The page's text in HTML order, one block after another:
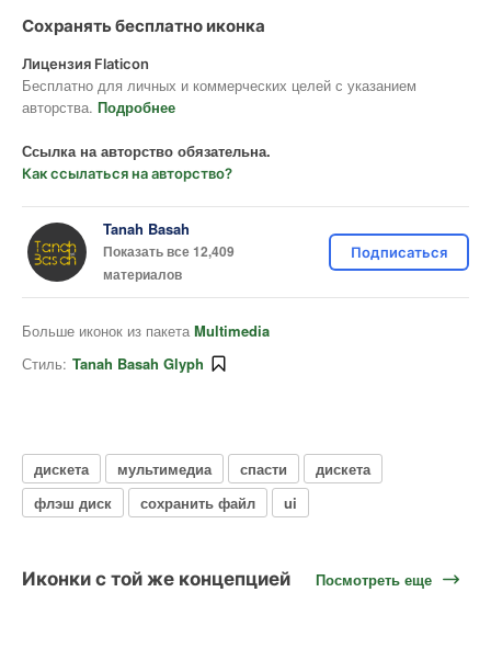
Сохранять бесплатно иконка
Лицензия Flaticon
Бесплатно для личных и коммерческих целей с указанием
авторства. Подробнее
Ссылка на авторство обязательна.
Как ссылаться на авторство?
Tanah Basah
Показать все 12,409
материалов
Подписаться
Больше иконок из пакета Multimedia
Стиль: Tanah Basah Glyph
дискета мультимедиа спасти
дискета
флэш диск
сохранить файл ui
Иконки с той же концепцией Посмотреть еще